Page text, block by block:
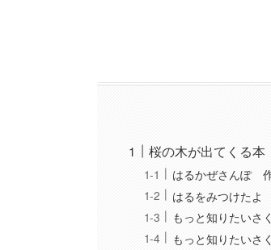
桜の木が出てくる本
はるかぜさんぽ
はるをみつけたよ
もっと知りたいさ
もっと知りたいさ